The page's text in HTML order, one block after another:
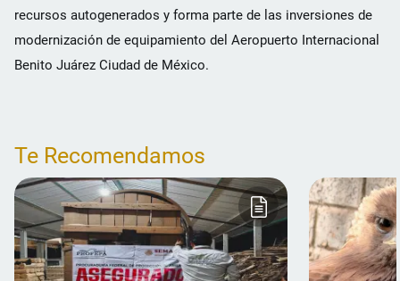
recursos autogenerados y forma parte de las inversiones de
modernización de equipamiento del Aeropuerto Internacional
Benito Juárez Ciudad de México.
Te Recomendamos